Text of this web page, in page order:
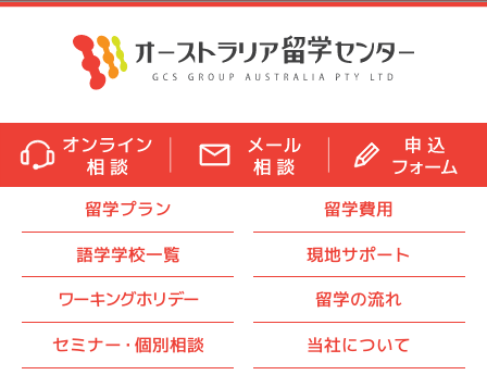
留学プラン
留学費用
語学学校一覧
現地サポート
ワーキングホリデー
留学の流れ
セミナー・ 個別相談 当社について